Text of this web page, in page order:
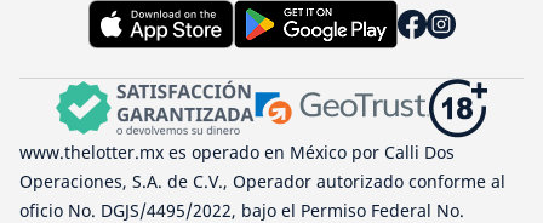
www.thelotter.mx es operado en México por Calli Dos
Operaciones, S.A. de C.V., Operador autorizado conforme al
oficio No. DGJS/4495/2022, bajo el Permiso Federal No.